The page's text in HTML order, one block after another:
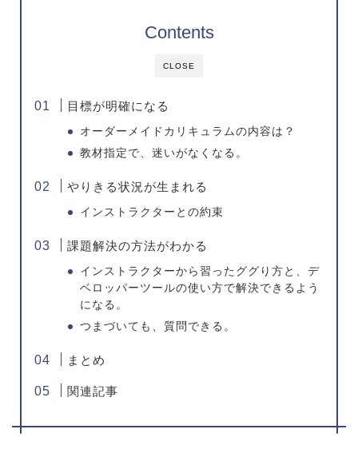
CLOSE
Contents
目標が明確になる
オーダーメイドカリキュラムの内容は？
教材指定で、迷いがなくなる。
やりきる状況が生まれる
インストラクターとの約束
課題解決の方法がわかる
インストラクターから習ったググり方と、デ
ベロッパーツールの使い方で解決できるよう
になる。
つまづいても、質問できる。
まとめ
関連記事